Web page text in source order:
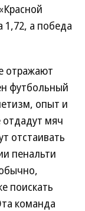
1,72, а победа
отражают
футбольный
опыт и
отдадут мяч
отстаивать
пенальти
поискать
команда